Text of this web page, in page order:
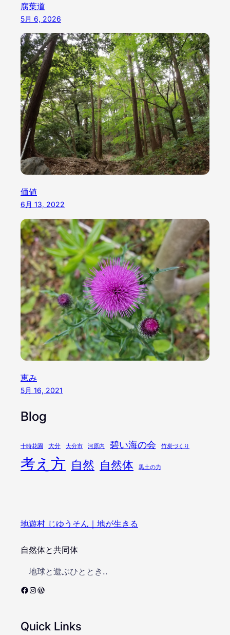
腐葉道
5月 6, 2026
価値
6月 13, 2022
恵み
5月 16, 2021
Blog
十時花園 大分 大分市 河原内 碧い海の会 竹炭づくり
考え方 自然 自然体 黒土の力
地遊村 じゆうそん｜地が生きる
自然体と共同体
地球と遊ぶひととき..
Facebook Instagram WordPress
Quick Links